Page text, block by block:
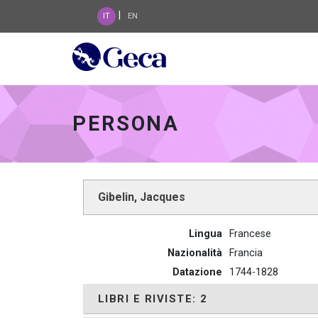
IT EN
PERSONA
Gibelin, Jacques
Lingua
Francese
Nazionalità
Francia
Datazione
1744-1828
LIBRI E RIVISTE: 2